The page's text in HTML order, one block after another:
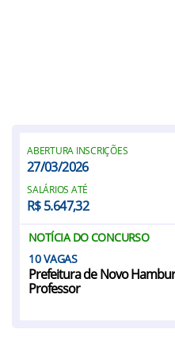
ABERTURA INSCRIÇÕES
27/03/2026
SALÁRIOS ATÉ
R$ 5.647,32
NOTÍCIA DO CONCURSO
10
Prefeitura de Novo
Professor